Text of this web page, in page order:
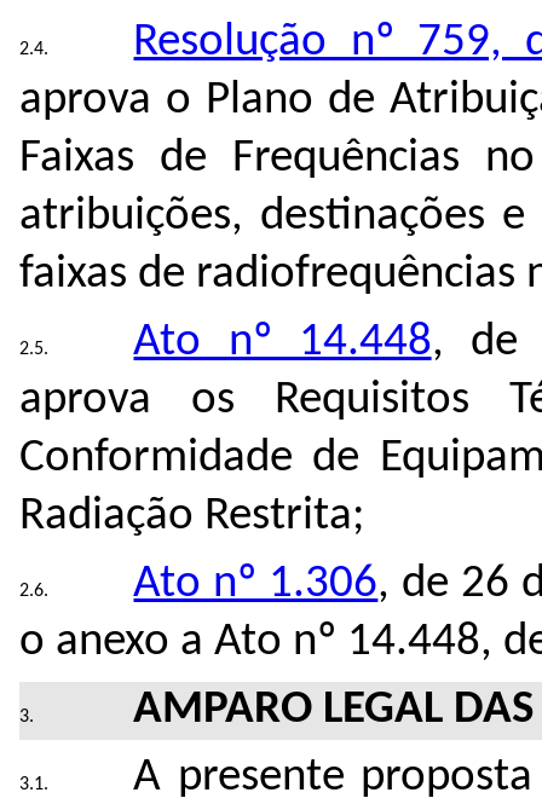
Resolução nº
aprova o Plano de
Faixas de Frequências
atribuições, destinações
faixas de radiofrequências
Ato nº 14.448, de
aprova os Requisitos
Conformidade de
Radiação Restrita;
Ato nº 1.306, de 26
o anexo a Ato nº 14.448,
AMPARO LEGAL
A presente